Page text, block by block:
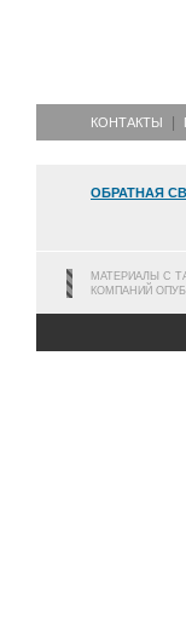
КОНТАКТЫ
ОБРАТНАЯ
МАТЕРИАЛЫ С
КОМПАНИЙ